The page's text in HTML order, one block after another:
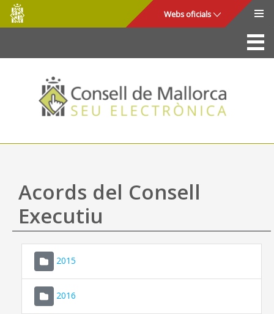
Salta al contingut principal
Consell
de
Mallorca
Webs oficials
La Seu
Consell de Mallorca
Accés i seguretat
Utilitats
Ajuda
Acords del Consell
Executiu
2015
2016